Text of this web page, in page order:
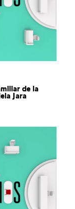
de la
Jara